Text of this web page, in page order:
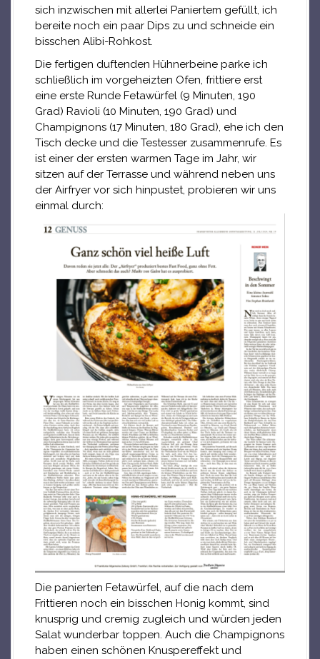
sich inzwischen mit allerlei Paniertem gefüllt, ich
bereite noch ein paar Dips zu und schneide ein
bisschen Alibi-Rohkost.
Die fertigen duftenden Hühnerbeine parke ich
schließlich im vorgeheizten Ofen, frittiere erst
eine erste Runde Fetawürfel (9 Minuten, 190
Grad) Ravioli (10 Minuten, 190 Grad) und
Champignons (17 Minuten, 180 Grad), ehe ich den
Tisch decke und die Testesser zusammenrufe. Es
ist einer der ersten warmen Tage im Jahr, wir
sitzen auf der Terrasse und während neben uns
der Airfryer vor sich hinpustet, probieren wir uns
einmal durch:
Die panierten Fetawürfel, auf die nach dem
Frittieren noch ein bisschen Honig kommt, sind
knusprig und cremig zugleich und würden jeden
Salat wunderbar toppen. Auch die Champignons
haben einen schönen Knuspereffekt und